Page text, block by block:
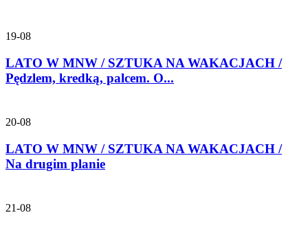
19-08
LATO W MNW / SZTUKA NA WAKACJACH /
Pędzlem, kredką, palcem. O...
20-08
LATO W MNW / SZTUKA NA WAKACJACH /
Na drugim planie
21-08